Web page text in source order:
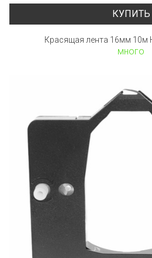
КУПИТЬ
Красящая лента 16мм 10м
много